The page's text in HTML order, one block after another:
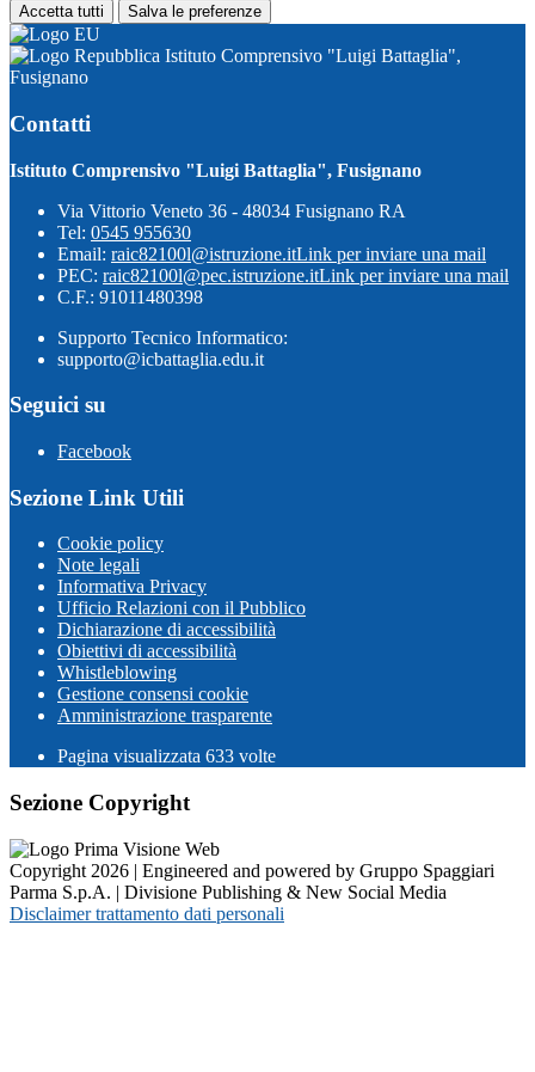
Accetta tutti Salva le preferenze
Istituto Comprensivo "Luigi Battaglia",
Fusignano
Contatti
Istituto Comprensivo "Luigi Battaglia", Fusignano
Via Vittorio Veneto 36 - 48034 Fusignano RA
Tel: 0545 955630
Email: raic82100l@istruzione.itLink per inviare una mail
PEC: raic82100l@pec.istruzione.itLink per inviare una mail
C.F.: 91011480398
Supporto Tecnico Informatico:
supporto@icbattaglia.edu.it
Seguici su
Facebook
Sezione Link Utili
Cookie policy
Note legali
Informativa Privacy
Ufficio Relazioni con il Pubblico
Dichiarazione di accessibilità
Obiettivi di accessibilità
Whistleblowing
Gestione consensi cookie
Amministrazione trasparente
Pagina visualizzata 633 volte
Sezione Copyright
Copyright 2026 | Engineered and powered by Gruppo Spaggiari
Parma S.p.A. | Divisione Publishing & New Social Media
Disclaimer trattamento dati personali